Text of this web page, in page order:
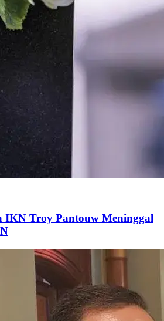
IKN Troy Pantouw Meninggal